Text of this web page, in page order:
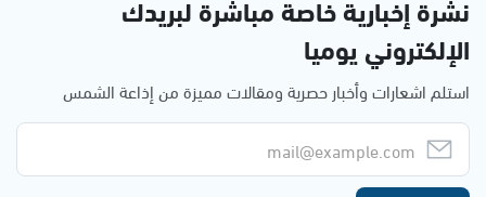
نشرة إخبارية خاصة مباشرة لبريدك
الإلكتروني يوميا
استلم اشعارات وأخبار حصرية ومقالات مميزة من إذاعة الشمس